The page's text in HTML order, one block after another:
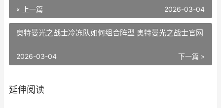
« 上一篇 2026-03-04
奥特曼光之战士冷冻队如何组合阵型 奥特曼光之战士官网
下一篇 »
2026-03-04
延伸阅读